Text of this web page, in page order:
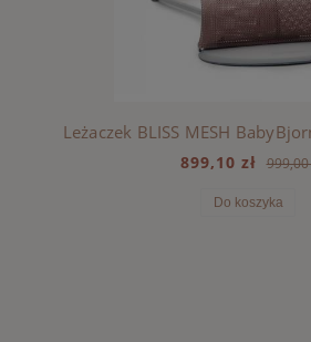
Leżaczek BLISS MESH
899,10 zł 999,00
Do koszyka